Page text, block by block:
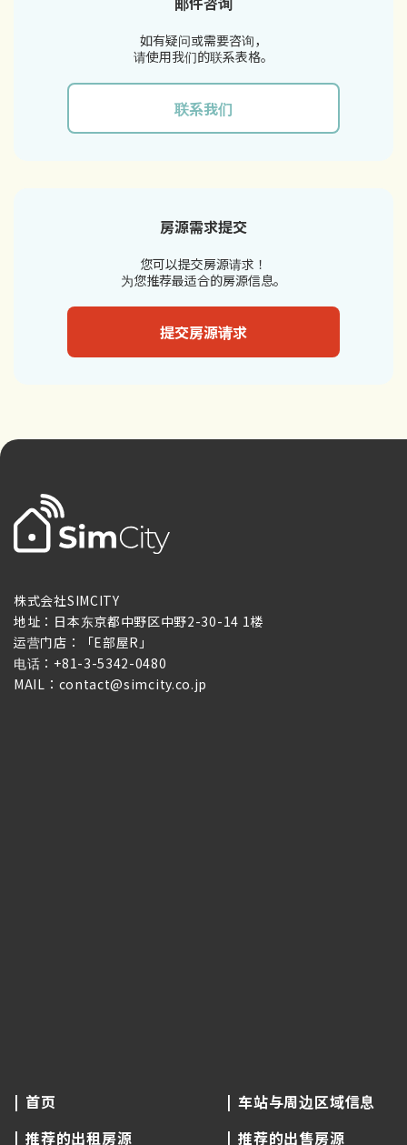
如有疑问或需要咨询，
请使用我们的联系表格。
联系我们
房源需求提交
您可以提交房源请求！
为您推荐最适合的房源信息。
提交房源请求
株式会社SIMCITY
地址：日本东京都中野区中野2-30-14 1楼
运营门店：「E部屋R」
电话：+81-3-5342-0480
MAIL：contact@simcity.co.jp
首页
车站与周边区域信息
推荐的出租房源
推荐的出售房源